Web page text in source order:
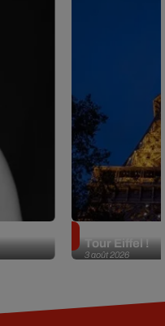
3 août 2026
Tour Eiffel !